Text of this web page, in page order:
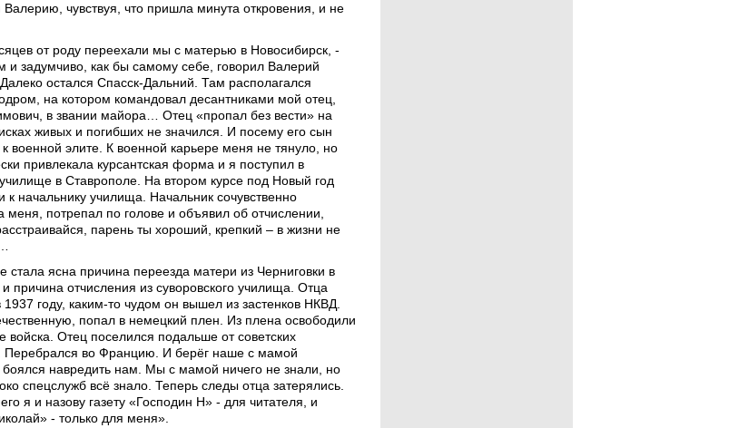
Валерию, чувствуя, что пришла минута откровения, и не
от роду переехали мы с матерью в Новосибирск, -
и задумчиво, как бы самому себе, говорил Валерий
остался Спасск-Дальний. Там располагался
на котором командовал десантниками мой отец,
в звании майора… Отец «пропал без вести» на
живых и погибших не значился. И посему его сын
военной элите. К военной карьере меня не тянуло, но
привлекала курсантская форма и я поступил в
в Ставрополе. На втором курсе под Новый год
к начальнику училища. Начальник сочувственно
меня, потрепал по голове и объявил об отчислении,
парень ты хороший, крепкий – в жизни не
стала ясна причина переезда матери из Черниговки в
причина отчисления из суворовского училища. Отца
1937 году, каким-то чудом он вышел из застенков НКВД.
попал в немецкий плен. Из плена освободили
войска. Отец поселился подальше от советских
Перебрался во Францию. И берёг наше с мамой
боялся навредить нам. Мы с мамой ничего не знали, но
спецслужб всё знало. Теперь следы отца затерялись.
я и назову газету «Господин Н» - для читателя, и
- только для меня».